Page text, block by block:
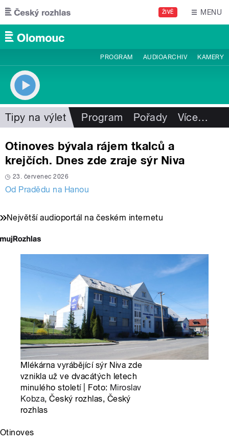
Přejít k hlavnímu obsahu
ŽIVĚ MENU
PROGRAM AUDIOARCHIV KAMERY
Tipy na výlet Program Pořady Více…
Otinoves bývala rájem tkalců a
krejčích. Dnes zde zraje sýr Niva
23. červenec 2026
Od Pradědu na Hanou
Největší audioportál na českém internetu
Mlékárna vyrábějící sýr Niva zde
vznikla už ve dvacátých letech
minulého století | Foto: Miroslav
Kobza, Český rozhlas, Český
rozhlas
Otinoves